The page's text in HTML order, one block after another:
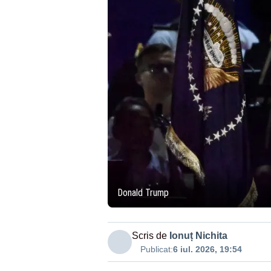
Donald Trump
Scris de Ionuț Nichita
Publicat:6 iul. 2026, 19:54